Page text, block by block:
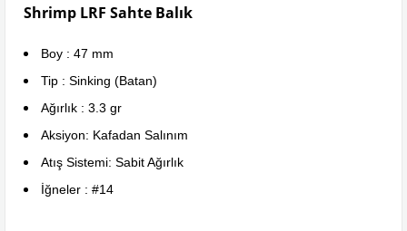
Shrimp LRF Sahte Balık
Boy : 47 mm
Tip : Sinking (Batan)
Ağırlık : 3.3 gr
Aksiyon: Kafadan Salınım
Atış Sistemi: Sabit Ağırlık
İğneler : #14